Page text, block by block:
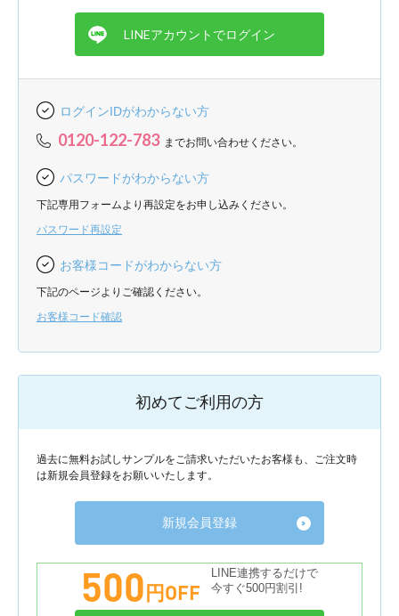
ログインIDがわからない方
0120-122-783 までお問い合わせください。
パスワードがわからない方
下記専用フォームより再設定をお申し込みください。
パスワード再設定
お客様コードがわからない方
下記のページよりご確認ください。
お客様コード確認
初めてご利用の方
過去に無料お試しサンプルをご請求いただいたお客様も、ご注文時
は新規会員登録をお願いいたします。
新規会員登録
500円OFF
LINE連携するだけで
今すぐ500円割引!